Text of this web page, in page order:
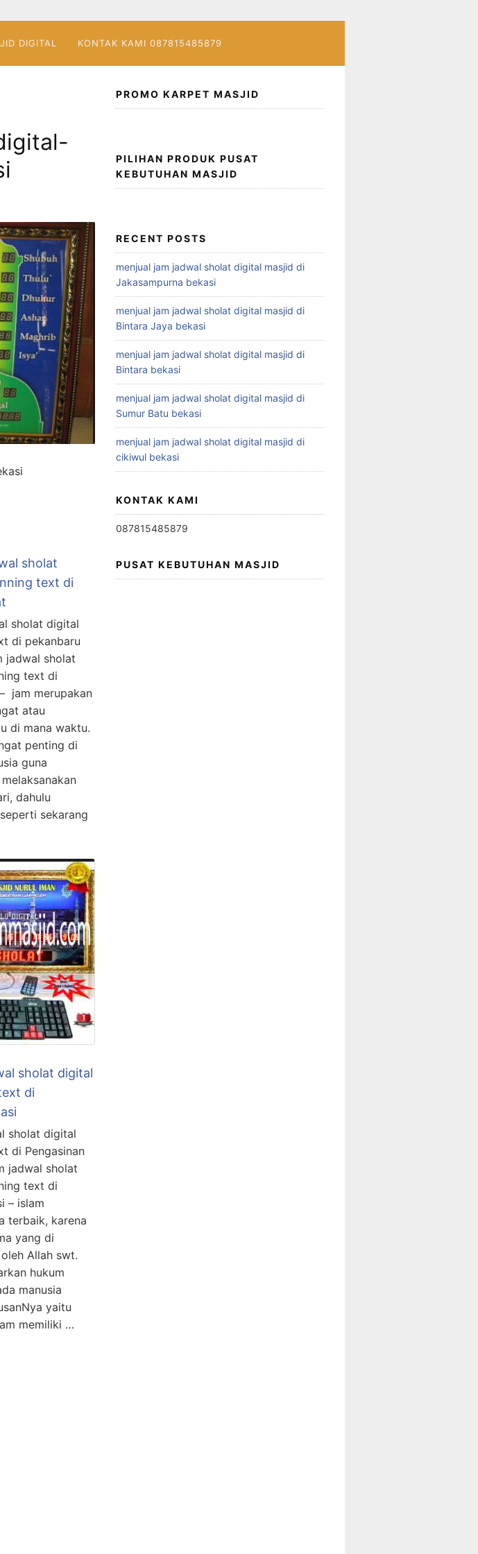
DIGITAL KONTAK KAMI 087815485879
sholat
text di
sholat digital
di pekanbaru
jadwal sholat
text di
jam merupakan
atau
di mana waktu.
penting di
guna
dahulu
sekarang
sholat digital
di
sholat digital
di Pengasinan
jadwal sholat
text di
– islam
terbaik, karena
yang di
Allah swt.
hukum
manusia
yaitu
memiliki …
PROMO KARPET MASJID
PILIHAN PRODUK PUSAT
KEBUTUHAN MASJID
RECENT POSTS
menjual jam jadwal sholat digital masjid di
Jakasampurna bekasi
menjual jam jadwal sholat digital masjid di
Bintara Jaya bekasi
menjual jam jadwal sholat digital masjid di
Bintara bekasi
menjual jam jadwal sholat digital masjid di
Sumur Batu bekasi
menjual jam jadwal sholat digital masjid di
cikiwul bekasi
KONTAK KAMI
087815485879
PUSAT KEBUTUHAN MASJID